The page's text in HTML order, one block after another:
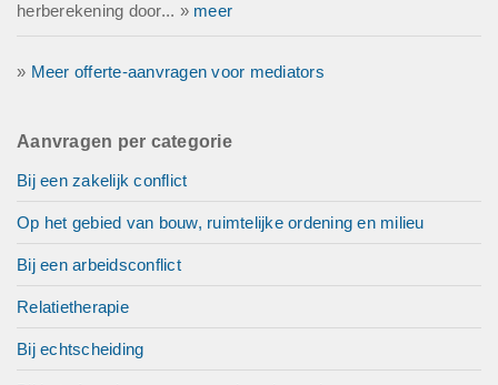
herberekening door... » meer
» Meer offerte-aanvragen voor mediators
Aanvragen per categorie
Bij een zakelijk conflict
Op het gebied van bouw, ruimtelijke ordening en milieu
Bij een arbeidsconflict
Relatietherapie
Bij echtscheiding